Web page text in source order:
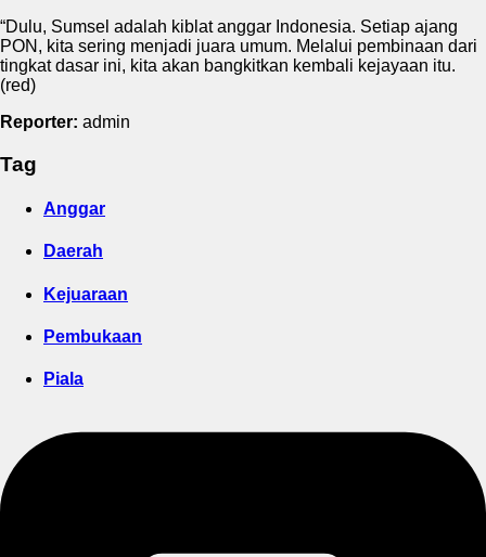
“Dulu, Sumsel adalah kiblat anggar Indonesia. Setiap ajang
PON, kita sering menjadi juara umum. Melalui pembinaan dari
tingkat dasar ini, kita akan bangkitkan kembali kejayaan itu.
(red)
Reporter: admin
Tag
Anggar
Daerah
Kejuaraan
Pembukaan
Piala